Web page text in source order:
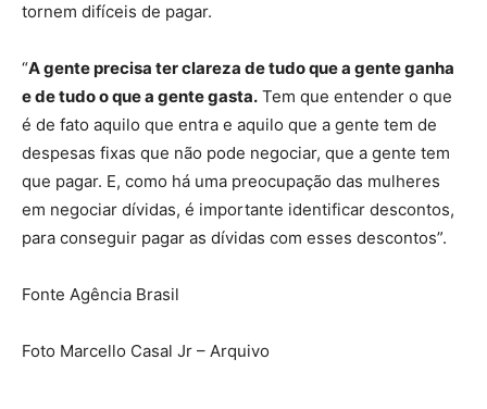
tornem difíceis de pagar.
“A gente precisa ter clareza de tudo que a gente ganha
e de tudo o que a gente gasta. Tem que entender o que
é de fato aquilo que entra e aquilo que a gente tem de
despesas fixas que não pode negociar, que a gente tem
que pagar. E, como há uma preocupação das mulheres
em negociar dívidas, é importante identificar descontos,
para conseguir pagar as dívidas com esses descontos”.
Fonte Agência Brasil
Foto Marcello Casal Jr – Arquivo